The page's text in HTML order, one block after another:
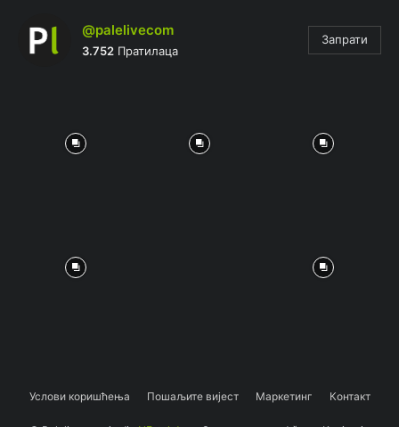
@palelivecom
3.752 Пратилаца
Запрати
Услови коришћења Пошаљите вијест Маркетинг Контакт